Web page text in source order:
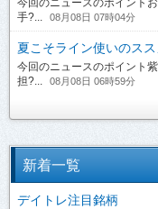
手?...
08月08日 07時04分
夏こそライン使いのス
今回のニュースのポイント
担?...
08月08日 06時59分
新着一覧
デイトレ注目銘柄